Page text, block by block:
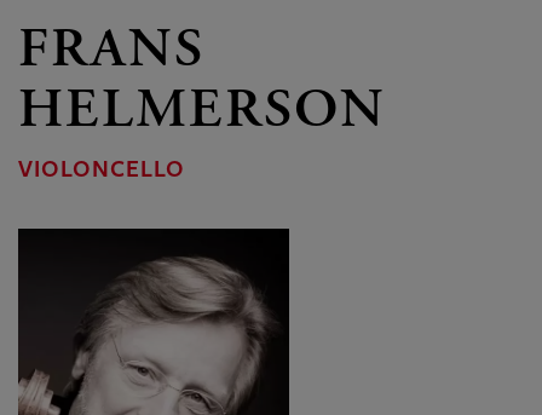
FRANS
HELMERSON
VIOLONCELLO